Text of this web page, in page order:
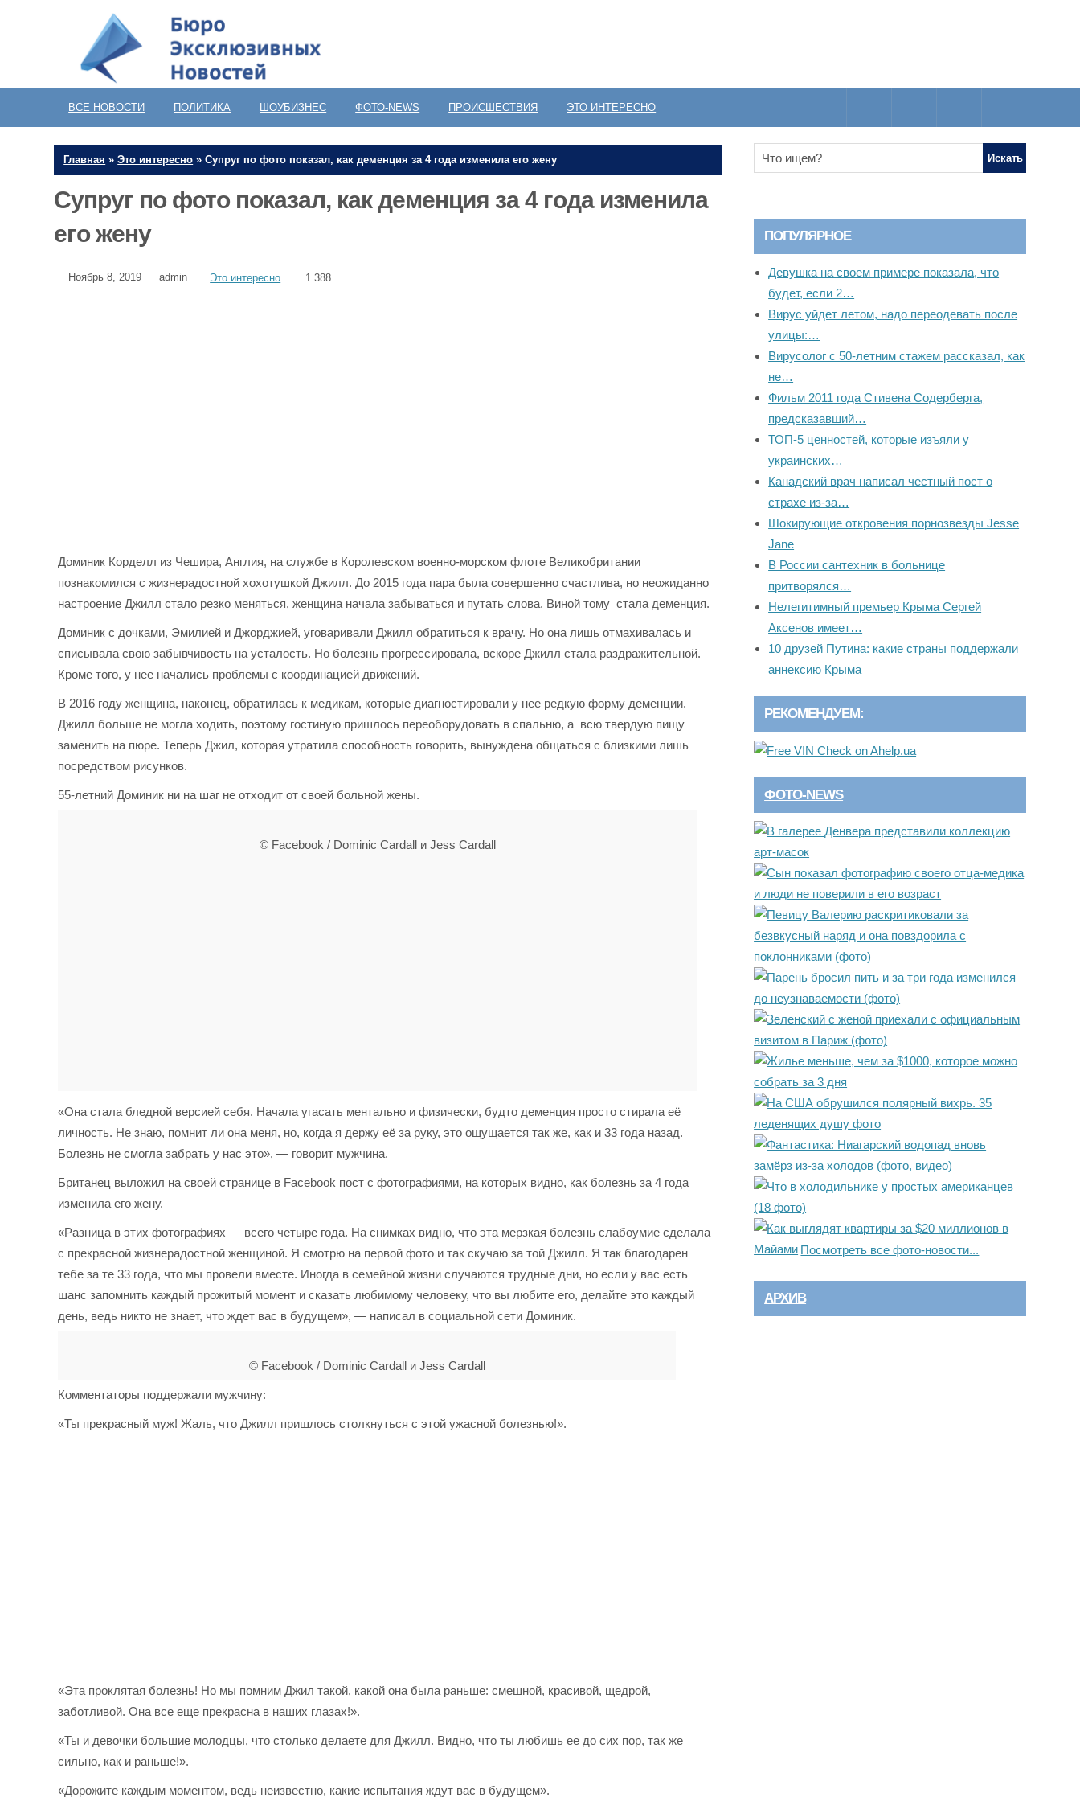
ВСЕ НОВОСТИ ПОЛИТИКА ШОУБИЗНЕС ФОТО-NEWS ПРОИСШЕСТВИЯ ЭТО ИНТЕРЕСНО
Главная »Это интересно »Супруг по фото показал, как деменция за 4 года изменила его жену
Супруг по фото показал, как деменция за 4 года изменила
его жену
Ноябрь 8, 2019 admin Это интересно 1 388
Доминик Корделл из Чешира, Англия, на службе в Королевском военно-морском флоте Великобритании
познакомился с жизнерадостной хохотушкой Джилл. До 2015 года пара была совершенно счастлива, но неожиданно
настроение Джилл стало резко меняться, женщина начала забываться и путать слова. Виной тому стала деменция.
Доминик с дочками, Эмилией и Джорджией, уговаривали Джилл обратиться к врачу. Но она лишь отмахивалась и
списывала свою забывчивость на усталость. Но болезнь прогрессировала, вскоре Джилл стала раздражительной.
Кроме того, у нее начались проблемы с координацией движений.
В 2016 году женщина, наконец, обратилась к медикам, которые диагностировали у нее редкую форму деменции.
Джилл больше не могла ходить, поэтому гостиную пришлось переоборудовать в спальню, а всю твердую пищу
заменить на пюре. Теперь Джил, которая утратила способность говорить, вынуждена общаться с близкими лишь
посредством рисунков.
55-летний Доминик ни на шаг не отходит от своей больной жены.
© Facebook / Dominic Cardall и Jess Cardall
«Она стала бледной версией себя. Начала угасать ментально и физически, будто деменция просто стирала её
личность. Не знаю, помнит ли она меня, но, когда я держу её за руку, это ощущается так же, как и 33 года назад.
Болезнь не смогла забрать у нас это», — говорит мужчина.
Британец выложил на своей странице в Facebook пост с фотографиями, на которых видно, как болезнь за 4 года
изменила его жену.
«Разница в этих фотографиях — всего четыре года. На снимках видно, что эта мерзкая болезнь слабоумие сделала
с прекрасной жизнерадостной женщиной. Я смотрю на первой фото и так скучаю за той Джилл. Я так благодарен
тебе за те 33 года, что мы провели вместе. Иногда в семейной жизни случаются трудные дни, но если у вас есть
шанс запомнить каждый прожитый момент и сказать любимому человеку, что вы любите его, делайте это каждый
день, ведь никто не знает, что ждет вас в будущем», — написал в социальной сети Доминик.
© Facebook / Dominic Cardall и Jess Cardall
Комментаторы поддержали мужчину:
«Ты прекрасный муж! Жаль, что Джилл пришлось столкнуться с этой ужасной болезнью!».
«Эта проклятая болезнь! Но мы помним Джил такой, какой она была раньше: смешной, красивой, щедрой,
заботливой. Она все еще прекрасна в наших глазах!».
«Ты и девочки большие молодцы, что столько делаете для Джилл. Видно, что ты любишь ее до сих пор, так же
сильно, как и раньше!».
«Дорожите каждым моментом, ведь неизвестно, какие испытания ждут вас в будущем».
ПОПУЛЯРНОЕ
Девушка на своем примере показала, что
будет, если 2…
Вирус уйдет летом, надо переодевать после
улицы:…
Вирусолог с 50-летним стажем рассказал, как
не…
Фильм 2011 года Стивена Содерберга,
предсказавший…
ТОП-5 ценностей, которые изъяли у
украинских…
Канадский врач написал честный пост о
страхе из-за…
Шокирующие откровения порнозвезды Jesse
Jane
В России сантехник в больнице
притворялся…
Нелегитимный премьер Крыма Сергей
Аксенов имеет…
10 друзей Путина: какие страны поддержали
аннексию Крыма
РЕКОМЕНДУЕМ:
ФОТО-NEWS
Посмотреть все фото-новости...
АРХИВ